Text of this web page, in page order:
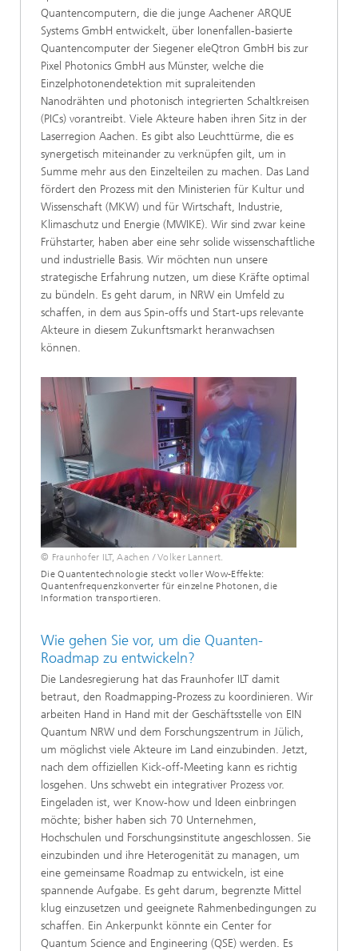
Quantencomputern, die die junge Aachener ARQUE
Systems GmbH entwickelt, über Ionenfallen-basierte
Quantencomputer der Siegener eleQtron GmbH bis zur
Pixel Photonics GmbH aus Münster, welche die
Einzelphotonendetektion mit supraleitenden
Nanodrähten und photonisch integrierten Schaltkreisen
(PICs) vorantreibt. Viele Akteure haben ihren Sitz in der
Laserregion Aachen. Es gibt also Leuchttürme, die es
synergetisch miteinander zu verknüpfen gilt, um in
Summe mehr aus den Einzelteilen zu machen. Das Land
fördert den Prozess mit den Ministerien für Kultur und
Wissenschaft (MKW) und für Wirtschaft, Industrie,
Klimaschutz und Energie (MWIKE). Wir sind zwar keine
Frühstarter, haben aber eine sehr solide wissenschaftliche
und industrielle Basis. Wir möchten nun unsere
strategische Erfahrung nutzen, um diese Kräfte optimal
zu bündeln. Es geht darum, in NRW ein Umfeld zu
schaffen, in dem aus Spin-offs und Start-ups relevante
Akteure in diesem Zukunftsmarkt heranwachsen
können.
© Fraunhofer ILT, Aachen / Volker Lannert.
Die Quantentechnologie steckt voller Wow-Effekte:
Quantenfrequenzkonverter für einzelne Photonen, die
Information transportieren.
Wie gehen Sie vor, um die Quanten-
Roadmap zu entwickeln?
Die Landesregierung hat das Fraunhofer ILT damit
betraut, den Roadmapping-Prozess zu koordinieren. Wir
arbeiten Hand in Hand mit der Geschäftsstelle von EIN
Quantum NRW und dem Forschungszentrum in Jülich,
um möglichst viele Akteure im Land einzubinden. Jetzt,
nach dem offiziellen Kick-off-Meeting kann es richtig
losgehen. Uns schwebt ein integrativer Prozess vor.
Eingeladen ist, wer Know-how und Ideen einbringen
möchte; bisher haben sich 70 Unternehmen,
Hochschulen und Forschungsinstitute angeschlossen. Sie
einzubinden und ihre Heterogenität zu managen, um
eine gemeinsame Roadmap zu entwickeln, ist eine
spannende Aufgabe. Es geht darum, begrenzte Mittel
klug einzusetzen und geeignete Rahmenbedingungen zu
schaffen. Ein Ankerpunkt könnte ein Center for
Quantum Science and Engineering (QSE) werden. Es